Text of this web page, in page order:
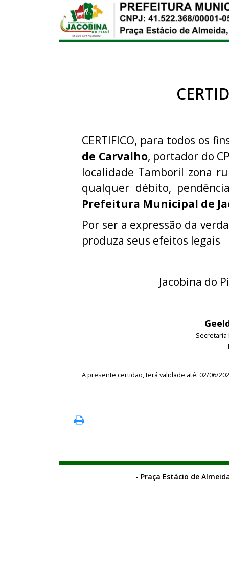
CERTIFICO, para todos os
de Carvalho, portador do
localidade Tamboril zona
qualquer débito,
Prefeitura Municipal de
Por ser a expressão da
produza seus efeitos legais
Jacobina do
A presente certidão, terá validade até: 02/06/
- Praça Estácio de